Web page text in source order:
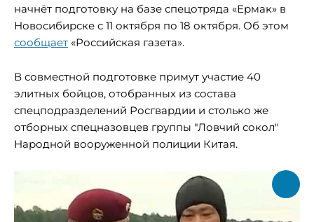
начнёт подготовку на базе спецотряда «Ермак» в
Новосибирске с 11 октября по 18 октября. Об этом
сообщает «Российская газета».
В совместной подготовке примут участие 40
элитных бойцов, отобранных из состава
спецподразделений Росгвардии и столько же
отборных спецназовцев группы "Ловчий сокол"
Народной вооруженной полиции Китая.